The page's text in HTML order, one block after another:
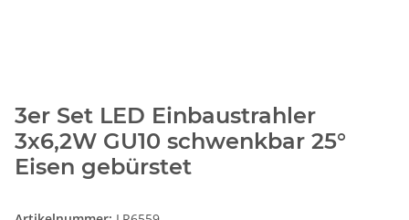
3er Set LED Einbaustrahler
3x6,2W GU10 schwenkbar 25°
Eisen gebürstet